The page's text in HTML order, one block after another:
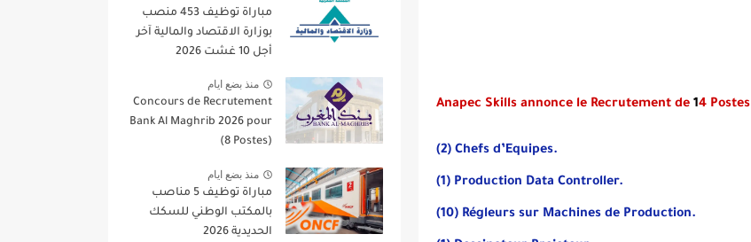
Anapec Skills annonce le Recrutement de 14 Postes
(2) Chefs d’Equipes.
(1) Production Data Controller.
(10) Régleurs sur Machines de Production.
مباراة توظيف 453 منصب
بوزارة الاقتصاد والمالية آخر
أجل 10 غشت 2026
منذ بضع ايام
Concours de Recrutement
Bank Al Maghrib 2026 pour
(8 Postes)
منذ بضع ايام
مباراة توظيف 5 مناصب
بالمكتب الوطني للسكك
الحديدية 2026